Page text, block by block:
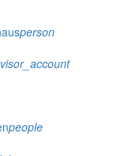
person
people